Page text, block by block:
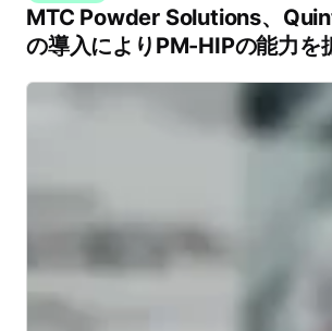
MTC Powder Solutions、
の導入によりPM-HIPの能力を